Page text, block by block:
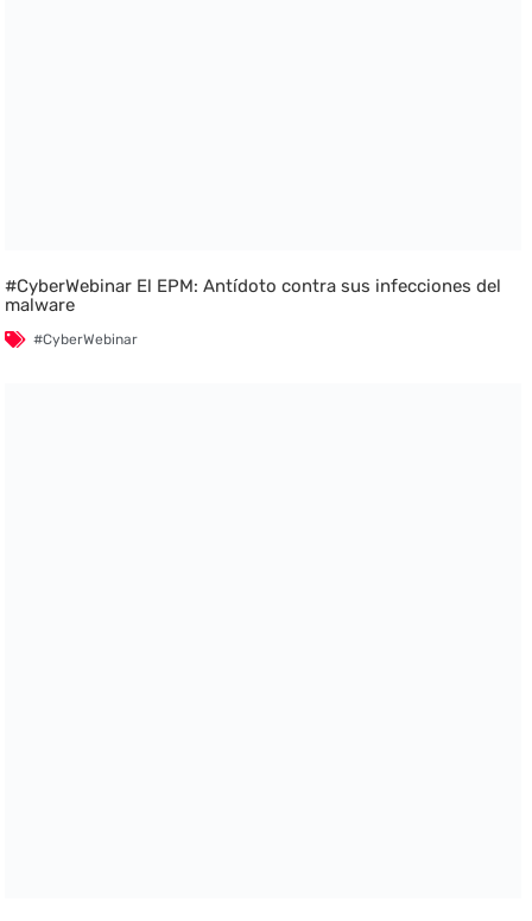
#CyberWebinar El EPM: Antídoto contra sus infecciones del
malware
#CyberWebinar